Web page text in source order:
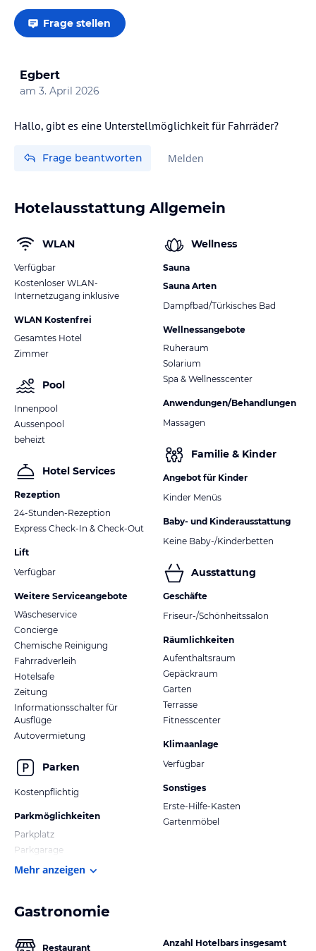
Frage stellen
Egbert
am 3. April 2026
Hallo, gibt es eine Unterstellmöglichkeit für Fahrräder?
Frage beantworten Melden
Hotelausstattung Allgemein
WLAN
Verfügbar
Kostenloser WLAN-
Internetzugang inklusive
WLAN Kostenfrei
Gesamtes Hotel
Zimmer
Pool
Innenpool
Aussenpool
beheizt
Hotel Services
Rezeption
24-Stunden-Rezeption
Express Check-In & Check-Out
Lift
Verfügbar
Weitere Serviceangebote
Wäscheservice
Concierge
Chemische Reinigung
Fahrradverleih
Hotelsafe
Zeitung
Informationsschalter für
Ausflüge
Autovermietung
Parken
Kostenpflichtig
Parkmöglichkeiten
Parkplatz
Parkgarage
Wellness
Sauna
Sauna Arten
Dampfbad/Türkisches Bad
Wellnessangebote
Ruheraum
Solarium
Spa & Wellnesscenter
Anwendungen/Behandlungen
Massagen
Familie & Kinder
Angebot für Kinder
Kinder Menüs
Baby- und Kinderausstattung
Keine Baby-/Kinderbetten
Ausstattung
Geschäfte
Friseur-/Schönheitssalon
Räumlichkeiten
Aufenthaltsraum
Gepäckraum
Garten
Terrasse
Fitnesscenter
Klimaanlage
Verfügbar
Sonstiges
Erste-Hilfe-Kasten
Gartenmöbel
Mehr anzeigen
Gastronomie
Restaurant Anzahl Hotelbars insgesamt